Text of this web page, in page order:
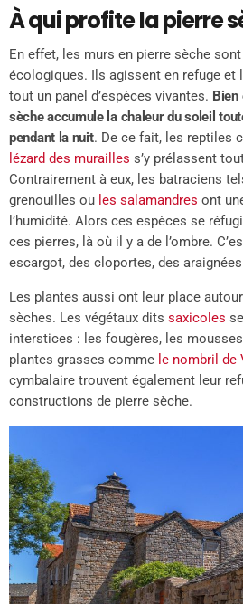
À qui profite la pierre
En effet, les murs en pierre sèche
écologiques. Ils agissent en refuge et
tout un panel d’espèces vivantes. Bien
sèche accumule la chaleur du soleil
pendant la nuit. De ce fait, les reptiles
lézard des murailles s’y prélassent
Contrairement à eux, les batraciens
grenouilles ou les salamandres ont
l’humidité. Alors ces espèces se
ces pierres, là où il y a de l’ombre.
escargot, des cloportes, des
Les plantes aussi ont leur place
sèches. Les végétaux dits saxicoles
interstices : les fougères, les
plantes grasses comme le nombril de
cymbalaire trouvent également leur
constructions de pierre sèche.